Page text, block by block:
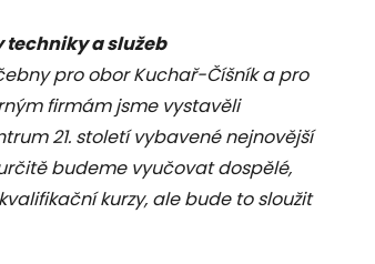
techniky a služeb
pro obor Kuchař-Číšník a pro
firmám jsme vystavěli
21. století vybavené nejnovější
budeme vyučovat dospělé,
kurzy, ale bude to sloužit